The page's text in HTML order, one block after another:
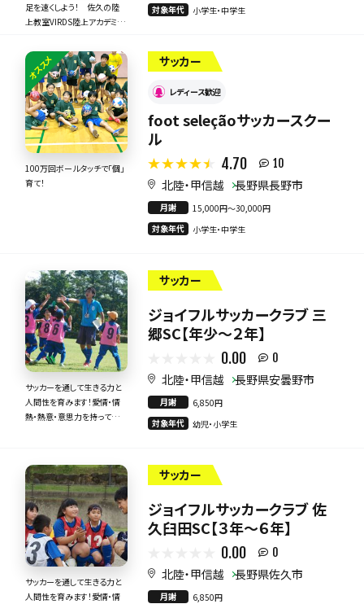
足を速くしよう！ 佐久の陸
上教室VIRDS陸上アカデミー
対象年代
小学生・中学生
オススメ
100万回ボールタッチで「個」
育て！
サッカー
レディース歓迎
foot seleçãoサッカースクー
ル
4.70 10
北陸・甲信越 長野県長野市
月謝
15,000円〜30,000円
対象年代
小学生・中学生
サッカーを通して生きる力と
人間性を育みます！愛情・情
熱・熱意・意思力を持って全
サッカー
ジョイフルサッカークラブ 三
郷SC【年少～２年】
0.00 0
北陸・甲信越 長野県安曇野市
月謝
6,850円
対象年代
幼児・小学生
サッカーを通して生きる力と
人間性を育みます！愛情・情
サッカー
ジョイフルサッカークラブ 佐
久臼田SC【３年～６年】
0.00 0
北陸・甲信越 長野県佐久市
月謝
6,850円